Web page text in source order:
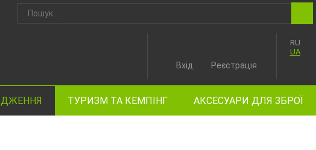
RU
UA
Вхід Реєстрація
ТУРИЗМ ТА КЕМПІНГ АКСЕСУАРИ ДЛЯ ЗБРОЇ